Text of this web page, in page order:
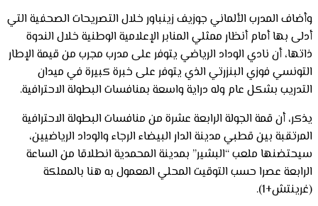
وأضاف المدرب الألماني جوزيف زينباور خلال التصريحات الصحفية التي
أدلى بها أمام أنظار ممثلي المنابر الإعلامية الوطنية خلال الندوة
ذاتها، أن نادي الوداد الرياضي يتوفر على مدرب مجرب من قيمة الإطار
التونسي فوزي البنزرتي الذي يتوفر على خبرة كبيرة في ميدان
التدريب بشكل عام وله دراية واسعة بمنافسات البطولة الاحترافية.
يذكر، أن قمة الجولة الرابعة عشرة من منافسات البطولة الاحترافية
المرتقبة بين قطبي مدينة الدار البيضاء الرجاء والوداد الرياضيين،
سيحتضنها ملعب “البشير” بمدينة المحمدية انطلاقا من الساعة
الرابعة عصرا حسب التوقيت المحلي المعمول به هنا بالمملكة
(غرينتش+1).